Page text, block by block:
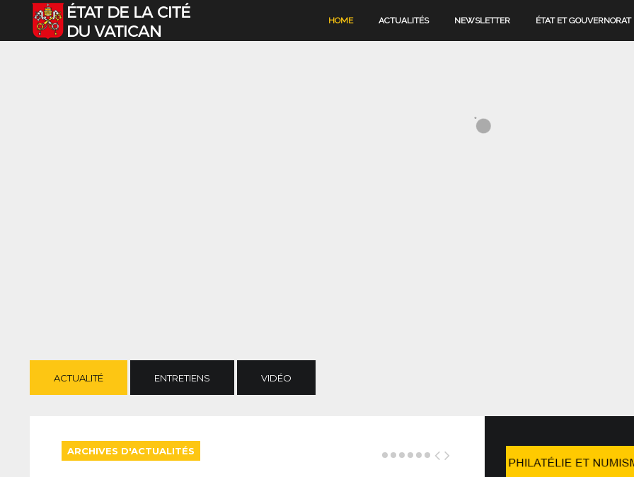
Sélectionnez votre langue HOME ACTUALITÉS NEWSLETTER ÉTAT ET GOUVERNORAT
ACTUALITÉ ENTRETIENS VIDÉO
ARCHIVES D'ACTUALITÉS